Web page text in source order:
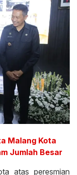
Malang Kota
Jumlah Besar
atas peresmian